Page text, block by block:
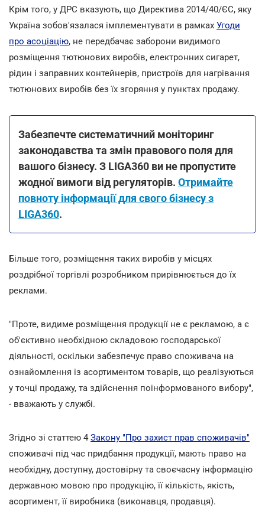
Крім того, у ДРС вказують, що Директива 2014/40/ЄС, яку
Україна зобов'язалася імплементувати в рамках Угоди
про асоціацію, не передбачає заборони видимого
розміщення тютюнових виробів, електронних сигарет,
рідин і заправних контейнерів, пристроїв для нагрівання
тютюнових виробів без їх згоряння у пунктах продажу.
Забезпечте систематичний моніторинг
законодавства та змін правового поля для
вашого бізнесу. З LIGA360 ви не пропустите
жодної вимоги від регуляторів. Отримайте
повноту інформації для свого бізнесу з
LIGA360.
Більше того, розміщення таких виробів у місцях
роздрібної торгівлі розробником прирівнюється до їх
реклами.
"Проте, видиме розміщення продукції не є рекламою, а є
об'єктивно необхідною складовою господарської
діяльності, оскільки забезпечує право споживача на
ознайомлення із асортиментом товарів, що реалізуються
у точці продажу, та здійснення поінформованого вибору",
- вважають у службі.
Згідно зі статтею 4 Закону "Про захист прав споживачів"
споживачі під час придбання продукції, мають право на
необхідну, доступну, достовірну та своєчасну інформацію
державною мовою про продукцію, її кількість, якість,
асортимент, її виробника (виконавця, продавця).